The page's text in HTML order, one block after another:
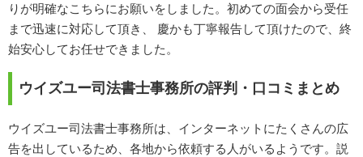
りが明確なこちらにお願いをしました。初めての面会から受任
まで迅速に対応して頂き、 慶かも丁寧報告して頂けたので、終
始安心してお任せできました。
ウイズユー司法書士事務所の評判・口コミまとめ
ウイズユー司法書士事務所は、インターネットにたくさんの広
告を出しているため、各地から依頼する人がいるようです。説